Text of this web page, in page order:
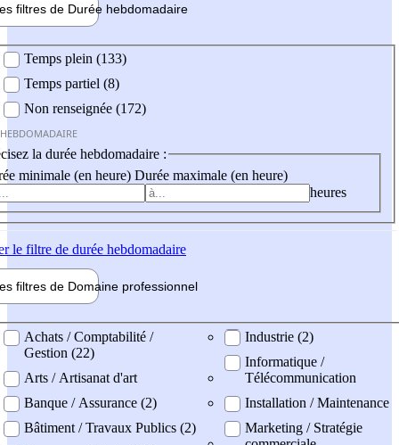
filtres de Durée hebdomadaire
Temps plein (133)
Temps partiel (8)
Non renseignée (172)
la durée hebdomadaire :
minimale (en heure) Durée maximale (en heure)
heures
le filtre de durée hebdomadaire
filtres de Domaine professionnel
professionel
Achats / Comptabilité /
Gestion (22)
Arts / Artisanat d'art
Banque / Assurance (2)
Bâtiment / Travaux Publics (2)
Industrie (2)
Informatique /
Télécommunication
Installation / Maintenance
Marketing / Stratégie